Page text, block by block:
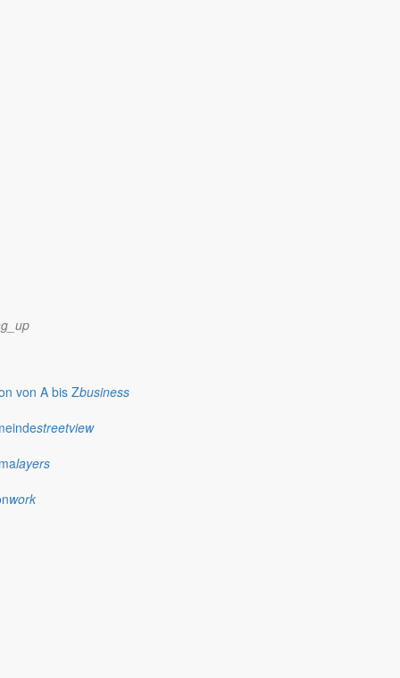
von A bis Zbusiness
streetview
layers
work
Ihr Bürgermeister Thomas Knack
zu halten. Zeit, sich die Frage zu stellen, wie war das Jahr.
und im Gemeinderat im Monat Oktober stand das Thema
wahrnahm und der Diskussion folgte.
der Wirtschaft für die öffentlichen Haushalte gezweifelt.